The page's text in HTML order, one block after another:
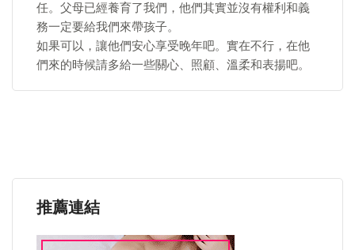
任。父母已經養育了我們，他們其實並沒有權利和義
務一定要給我們來帶孩子。
如果可以，讓他們安心享受晚年吧。實在不行，在他
們來的時候請多給一些關心、照顧、溫柔和表揚吧。
推薦連結